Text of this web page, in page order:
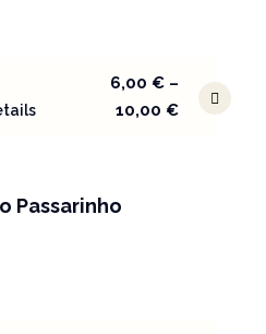
6,00€ –
10,00€
Passarinho